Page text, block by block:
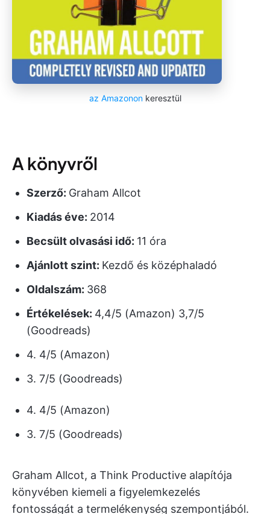
az Amazononkeresztül
A könyvről
Szerző: Graham Allcot
Kiadás éve: 2014
Becsült olvasási idő: 11 óra
Ajánlott szint: Kezdő és középhaladó
Oldalszám: 368
Értékelések: 4,4/5 (Amazon) 3,7/5
(Goodreads)
4. 4/5 (Amazon)
3. 7/5 (Goodreads)
4. 4/5 (Amazon)
3. 7/5 (Goodreads)
Graham Allcot, a Think Productive alapítója
könyvében kiemeli a figyelemkezelés
fontosságát a termelékenység szempontjából.